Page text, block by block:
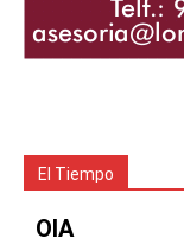
El Tiempo
OIA